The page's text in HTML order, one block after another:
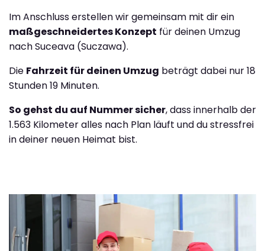
Im Anschluss erstellen wir gemeinsam mit dir ein
maßgeschneidertes Konzept für deinen Umzug
nach Suceava (Suczawa).
Die Fahrzeit für deinen Umzug beträgt dabei nur 18
Stunden 19 Minuten.
So gehst du auf Nummer sicher, dass innerhalb der
1.563 Kilometer alles nach Plan läuft und du stressfrei
in deiner neuen Heimat bist.